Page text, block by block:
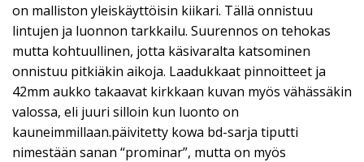
on malliston yleiskäyttöisin kiikari. Tällä onnistuu
lintujen ja luonnon tarkkailu. Suurennos on tehokas
mutta kohtuullinen, jotta käsivaralta katsominen
onnistuu pitkiäkin aikoja. Laadukkaat pinnoitteet ja
42mm aukko takaavat kirkkaan kuvan myös vähässäkin
valossa, eli juuri silloin kun luonto on
kauneimmillaan.päivitetty kowa bd-sarja tiputti
nimestään sanan “prominar”, mutta on myös